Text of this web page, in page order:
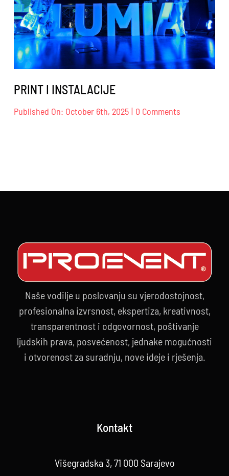
PRINT I INSTALACIJE
Published On: October 6th, 2025 | 0 Comments
Naše vodilje u poslovanju su vjerodostojnost,
profesionalna izvrsnost, ekspertiza, kreativnost,
transparentnost i odgovornost, poštivanje
ljudskih prava, posvećenost, jednake mogućnosti
i otvorenost za suradnju, nove ideje i rješenja.
Kontakt
Višegradska 3, 71 000 Sarajevo